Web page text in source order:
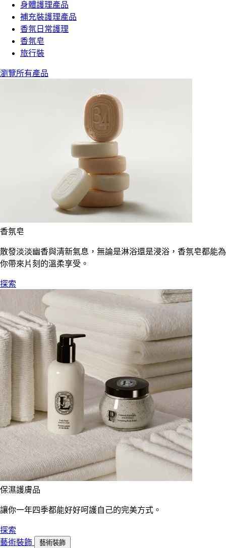
身體護理產品
補充裝護理產品
香氛日常護理
香氛皂
旅行裝
瀏覽所有產品
香氛皂
散發淡淡幽香與清新氣息，無論是淋浴還是浸浴，香氛皂都能為
你帶來片刻的溫柔享受。
探索
保濕護膚品
讓你一年四季都能好好呵護自己的完美方式。
探索
藝術裝飾
藝術裝飾